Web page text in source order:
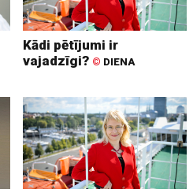
Kādi pētījumi ir
vajadzīgi? © DIENA